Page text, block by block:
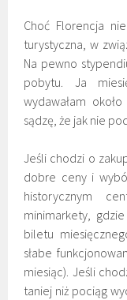
Choć Florencja
turystyczna, w
Na pewno
pobytu. Ja
wydawałam
sądzę, że jak nie
Jeśli chodzi o
dobre ceny i
historycznym
minimarkety,
biletu
słabe
miesiąc). Jeśli
taniej niż pociąg